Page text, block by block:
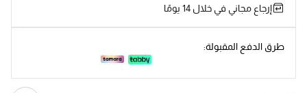
إرجاع مجاني في خلال 14 يومًا
طرق الدفع المقبولة: